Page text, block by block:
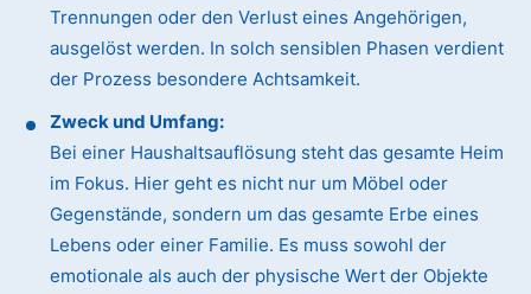
Trennungen oder den Verlust eines Angehörigen,
ausgelöst werden. In solch sensiblen Phasen verdient
der Prozess besondere Achtsamkeit.
Zweck und Umfang:
Bei einer Haushaltsauflösung steht das gesamte Heim
im Fokus. Hier geht es nicht nur um Möbel oder
Gegenstände, sondern um das gesamte Erbe eines
Lebens oder einer Familie. Es muss sowohl der
emotionale als auch der physische Wert der Objekte